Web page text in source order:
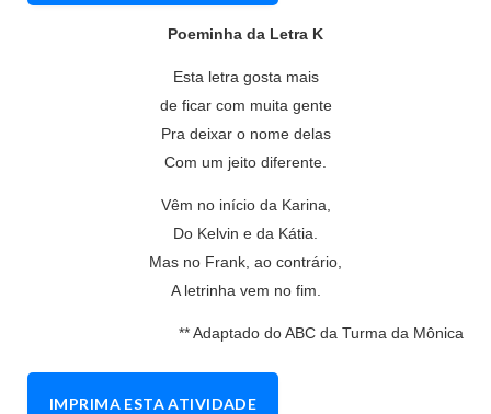
Poeminha da Letra K
Esta letra gosta mais
de ficar com muita gente
Pra deixar o nome delas
Com um jeito diferente.
Vêm no início da Karina,
Do Kelvin e da Kátia.
Mas no Frank, ao contrário,
A letrinha vem no fim.
** Adaptado do ABC da Turma da Mônica
IMPRIMA ESTA ATIVIDADE